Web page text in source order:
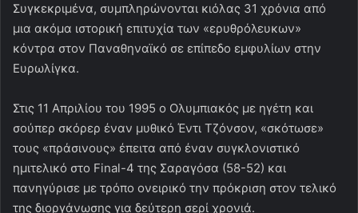
Συγκεκριμένα, συμπληρώνονται κιόλας 31 χρόνια από
μια ακόμα ιστορική επιτυχία των «ερυθρόλευκων»
κόντρα στον Παναθηναϊκό σε επίπεδο εμφυλίων στην
Ευρωλίγκα.
Στις 11 Απριλίου του 1995 ο Ολυμπιακός με ηγέτη και
σούπερ σκόρερ έναν μυθικό Έντι Τζόνσον, «σκότωσε»
τους «πράσινους» έπειτα από έναν συγκλονιστικό
ημιτελικό στο Final-4 της Σαραγόσα (58-52) και
πανηγύρισε με τρόπο ονειρικό την πρόκριση στον τελικό
της διοργάνωσης για δεύτερη σερί χρονιά.